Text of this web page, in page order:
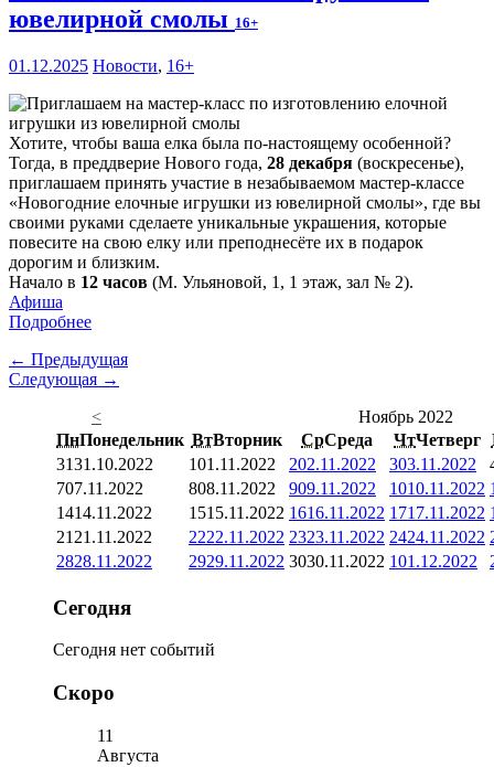
ювелирной смолы 16+
01.12.2025 Новости, 16+
Хотите, чтобы ваша елка была по-настоящему особенной?
Тогда, в преддверие Нового года, 28 декабря (воскресенье),
приглашаем принять участие в незабываемом мастер-классе
«Новогодние елочные игрушки из ювелирной смолы», где вы
своими руками сделаете уникальные украшения, которые
повесите на свою елку или преподнесёте их в подарок
дорогим и близким.
Начало в 12 часов (М. Ульяновой, 1, 1 этаж, зал № 2).
Афиша
Подробнее
← Предыдущая
Следующая →
<
Ноябрь 2022
ПнПонедельник ВтВторник СрСреда ЧтЧетверг
3131.10.2022 101.11.2022 202.11.2022 303.11.2022
707.11.2022 808.11.2022 909.11.2022 1010.11.2022
1414.11.2022 1515.11.2022 1616.11.2022 1717.11.2022
21 21.11.2022 2222.11.2022 2323.11.2022 2424.11.2022
2828.11.2022 2929.11.2022 3030.11.2022 101.12.2022
Сегодня
Сегодня нет событий
Скоро
11
Августа